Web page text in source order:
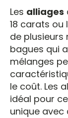
Les alliages
18 carats ou
de plusieurs
bagues qui
mélanges
le coût. Les
idéal pour
unique avec